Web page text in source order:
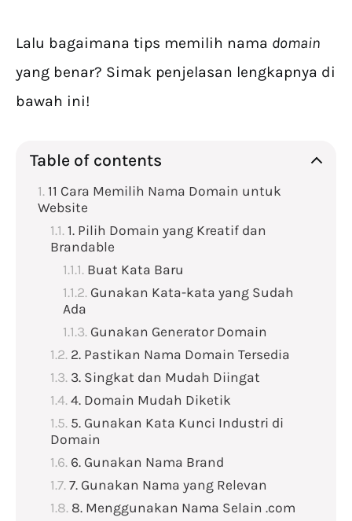
Lalu bagaimana tips memilih nama domain
yang benar? Simak penjelasan lengkapnya di
bawah ini!
Table of contents
11 Cara Memilih Nama Domain untuk
Website
1. Pilih Domain yang Kreatif dan
Brandable
Buat Kata Baru
Gunakan Kata-kata yang Sudah
Ada
Gunakan Generator Domain
2. Pastikan Nama Domain Tersedia
3. Singkat dan Mudah Diingat
4. Domain Mudah Diketik
5. Gunakan Kata Kunci Industri di
Domain
6. Gunakan Nama Brand
7. Gunakan Nama yang Relevan
8. Menggunakan Nama Selain .com